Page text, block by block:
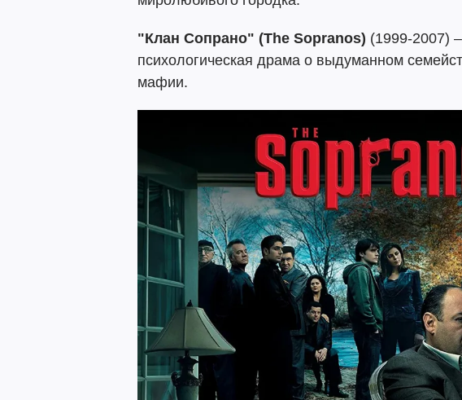
"Клан Сопрано" (The Sopranos) (1999-2007)
психологическая драма о выдуманном
мафии.